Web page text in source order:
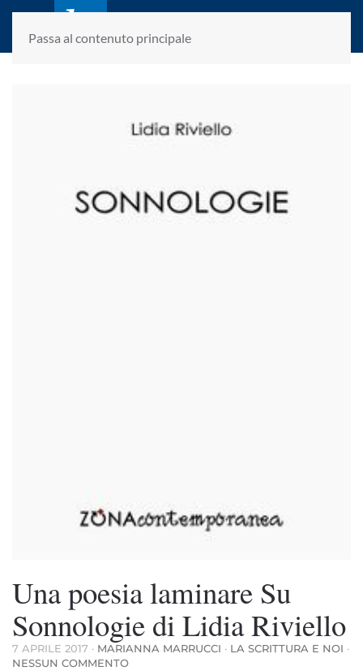
Passa al contenuto principale
laletteraturaenoi.it
fondato da Romano Luperini
Una poesia laminare Su
Sonnologie di Lidia Riviello
7 APRILE 2017 · MARIANNA MARRUCCI · LA SCRITTURA E NOI ·
NESSUN COMMENTOSU